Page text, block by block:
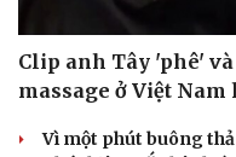
Clip anh Tây 'phê'
massage ở Việt
Vì một phút buông